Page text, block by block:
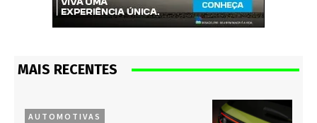
MAIS RECENTES
AUTOMOTIVAS